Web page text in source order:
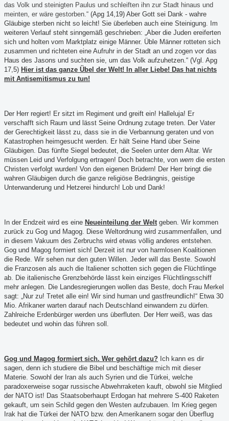
das Volk und steinigten Paulus und schleiften ihn zur Stadt hinaus und
meinten, er wäre gestorben.“ (Apg 14,19) Aber Gott sei Dank - wahre
Gläubige sterben nicht so leicht! Sie überleben auch eine Steinigung. Im
weiteren Verlauf steht sinngemäß geschrieben: „Aber die Juden ereiferten
sich und holten vom Marktplatz einige Männer. Üble Männer rotteten sich
zusammen und richteten eine Aufruhr in der Stadt an und zogen vor das
Haus des Jasons und suchten sie, um das Volk aufzuhetzen.“ (Vgl. Apg
17,5) Hier ist das ganze Übel der Welt! In aller Liebe! Das hat nichts
mit Antisemitismus zu tun!
Der Herr regiert! Er sitzt im Regiment und greift ein! Halleluja! Er
verschafft sich Raum und lässt Seine Ordnung zutage treten. Der Vater
der Gerechtigkeit lässt zu, dass sie in die Verbannung geraten und von
Katastrophen heimgesucht werden. Er hält Seine Hand über Seine
Gläubigen. Das fünfte Siegel bedeutet, die Seelen unter dem Altar. Wir
müssen Leid und Verfolgung ertragen! Doch betrachte, von wem die ersten
Christen verfolgt wurden! Von den eigenen Brüdern! Der Herr bringt die
wahren Gläubigen durch die ganze religiöse Bedrängnis, geistige
Unterwanderung und Hetzerei hindurch! Lob und Dank!
In der Endzeit wird es eine Neueinteilung der Welt geben. Wir kommen
zurück zu Gog und Magog. Diese Weltordnung wird zusammenfallen, und
in diesem Vakuum des Zerbruchs wird etwas völlig anderes entstehen.
Gog und Magog formiert sich! Derzeit ist nur von harmlosen Koalitionen
die Rede. Wir sehen nur den guten Willen. Jeder will das Beste. Sowohl
die Franzosen als auch die Italiener schotten sich gegen die Flüchtlinge
ab. Die italienische Grenzbehörde lässt kein einziges Flüchtlingsschiff
mehr anlegen. Die Landesregierungen wollen das Beste, doch Frau Merkel
sagt: „Nur zu! Tretet alle ein! Wir sind human und gastfreundlich!“ Etwa 30
Mio. Afrikaner warten darauf nach Deutschland einwandern zu dürfen.
Zahlreiche Erdenbürger werden uns überfluten. Der Herr weiß, was das
bedeutet und wohin das führen soll.
Gog und Magog formiert sich. Wer gehört dazu? Ich kann es dir
sagen, denn ich studiere die Bibel und beschäftige mich mit dieser
Materie. Sowohl der Iran als auch Syrien und die Türkei, welche
paradoxerweise sogar russische Abwehrraketen kauft, obwohl sie Mitglied
der NATO ist! Das Staatsoberhaupt Erdogan hat mehrere S-400 Raketen
gekauft, um sein Schild gegen den Westen aufzubauen. Im Krieg gegen
Irak hat die Türkei der NATO bzw. den Amerikanern sogar den Überflug